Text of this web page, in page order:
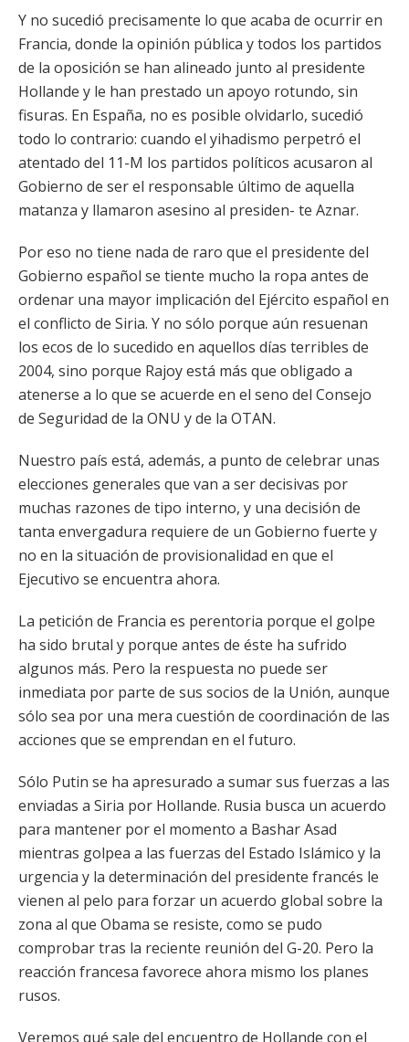
Y no sucedió precisamente lo que acaba de ocurrir en
Francia, donde la opinión pública y todos los partidos
de la oposición se han alineado junto al presidente
Hollande y le han prestado un apoyo rotundo, sin
fisuras. En España, no es posible olvidarlo, sucedió
todo lo contrario: cuando el yihadismo perpetró el
atentado del 11-M los partidos políticos acusaron al
Gobierno de ser el responsable último de aquella
matanza y llamaron asesino al presiden- te Aznar.
Por eso no tiene nada de raro que el presidente del
Gobierno español se tiente mucho la ropa antes de
ordenar una mayor implicación del Ejército español en
el conflicto de Siria. Y no sólo porque aún resuenan
los ecos de lo sucedido en aquellos días terribles de
2004, sino porque Rajoy está más que obligado a
atenerse a lo que se acuerde en el seno del Consejo
de Seguridad de la ONU y de la OTAN.
Nuestro país está, además, a punto de celebrar unas
elecciones generales que van a ser decisivas por
muchas razones de tipo interno, y una decisión de
tanta envergadura requiere de un Gobierno fuerte y
no en la situación de provisionalidad en que el
Ejecutivo se encuentra ahora.
La petición de Francia es perentoria porque el golpe
ha sido brutal y porque antes de éste ha sufrido
algunos más. Pero la respuesta no puede ser
inmediata por parte de sus socios de la Unión, aunque
sólo sea por una mera cuestión de coordinación de las
acciones que se emprendan en el futuro.
Sólo Putin se ha apresurado a sumar sus fuerzas a las
enviadas a Siria por Hollande. Rusia busca un acuerdo
para mantener por el momento a Bashar Asad
mientras golpea a las fuerzas del Estado Islámico y la
urgencia y la determinación del presidente francés le
vienen al pelo para forzar un acuerdo global sobre la
zona al que Obama se resiste, como se pudo
comprobar tras la reciente reunión del G-20. Pero la
reacción francesa favorece ahora mismo los planes
rusos.
Veremos qué sale del encuentro de Hollande con el